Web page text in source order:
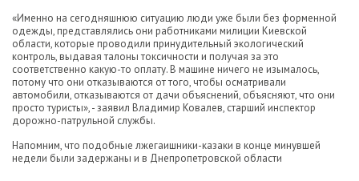
«Именно на сегодняшнюю ситуацию люди уже были без форменной
одежды, представлялись они работниками милиции Киевской
области, которые проводили принудительный экологический
контроль, выдавая талоны токсичности и получая за это
соответственно какую-то оплату. В машине ничего не изымалось,
потому что они отказываются от того, чтобы осматривали
автомобили, отказываются от дачи объяснений, объясняют, что они
просто туристы», - заявил Владимир Ковалев, старший инспектор
дорожно-патрульной службы.
Напомним, что подобные лжегаишники-казаки в конце минувшей
недели были задержаны и в Днепропетровской области